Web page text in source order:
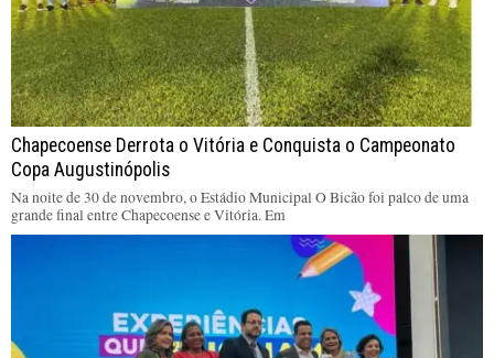
Chapecoense Derrota o Vitória e Conquista o Campeonato
Copa Augustinópolis
Na noite de 30 de novembro, o Estádio Municipal O Bicão foi palco de uma
grande final entre Chapecoense e Vitória. Em